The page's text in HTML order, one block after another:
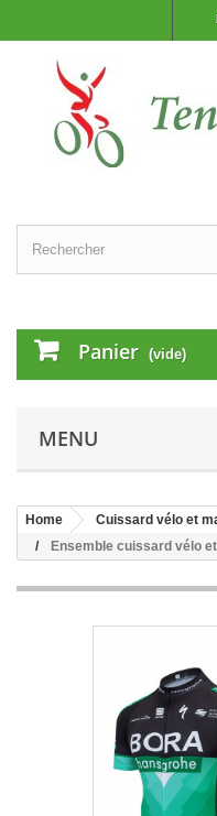
Panier (vide)
MENU
Home
Cuissard vélo et
Ensemble cuissard vélo